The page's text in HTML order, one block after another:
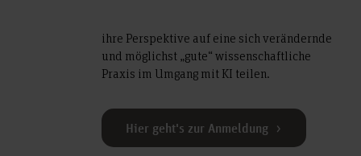
ihre Perspektive auf eine sich verändernde
und möglichst „gute“ wissenschaftliche
Praxis im Umgang mit KI teilen.
Hier geht's zur Anmeldung